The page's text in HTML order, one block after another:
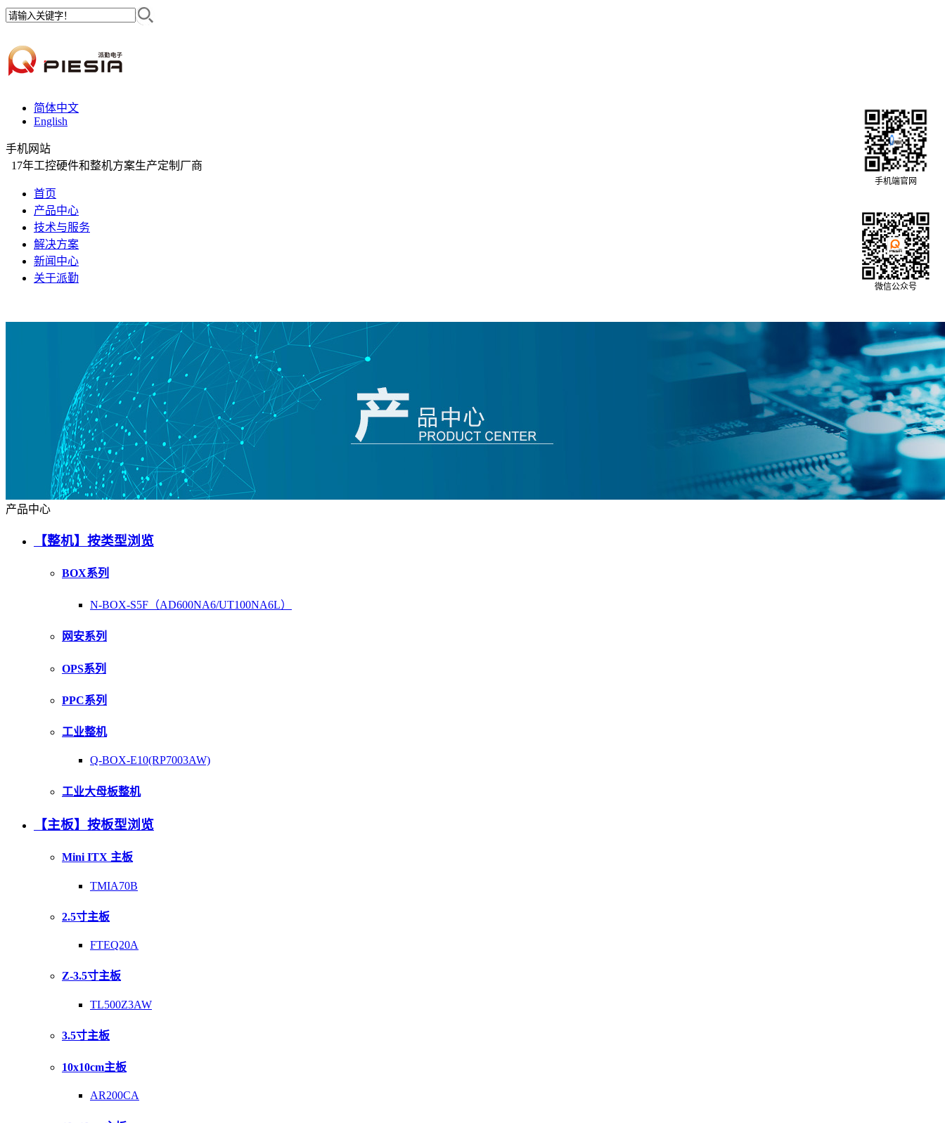
简体中文
English
手机网站
17年工控硬件和整机方案生产定制厂商
首页
产品中心
技术与服务
解决方案
新闻中心
关于派勤
产品中心
【整机】按类型浏览
BOX系列
N-BOX-S5F（AD600NA6/UT100NA6L）
网安系列
OPS系列
PPC系列
工业整机
Q-BOX-E10(RP7003AW)
工业大母板整机
【主板】按板型浏览
Mini ITX 主板
TMIA70B
2.5寸主板
FTEQ20A
Z-3.5寸主板
TL500Z3AW
3.5寸主板
10x10cm主板
AR200CA
微信公众号
手机端官网